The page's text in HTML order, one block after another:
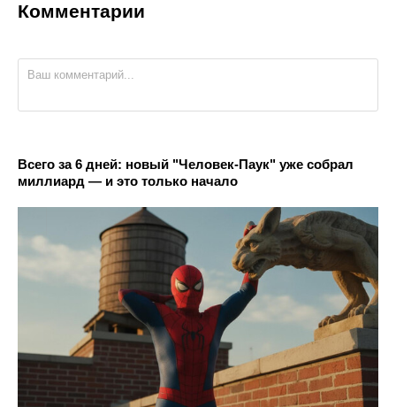
Комментарии
Всего за 6 дней: новый "Человек-Паук" уже собрал
миллиард — и это только начало